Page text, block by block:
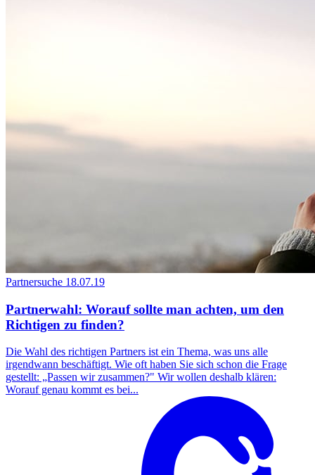
Partnersuche 18.07.19
Partnerwahl: Worauf sollte man achten, um den
Richtigen zu finden?
Die Wahl des richtigen Partners ist ein Thema, was uns alle
irgendwann beschäftigt. Wie oft haben Sie sich schon die Frage
gestellt: „Passen wir zusammen?" Wir wollen deshalb klären:
Worauf genau kommt es bei...